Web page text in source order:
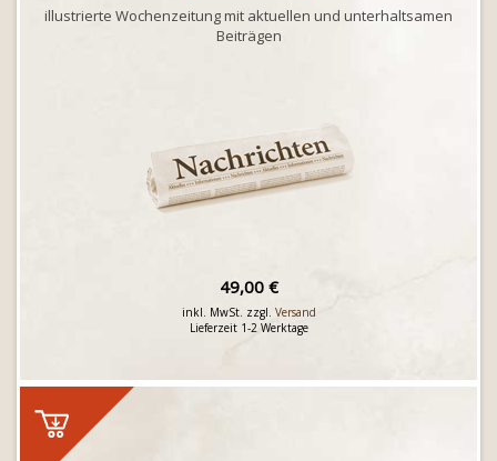
illustrierte Wochenzeitung mit aktuellen und unterhaltsamen
Beiträgen
49,00 €
inkl. MwSt. zzgl. Versand
Lieferzeit 1-2 Werktage